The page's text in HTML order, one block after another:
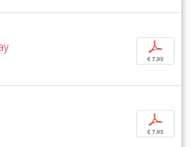
p
€ 7,95
p
€ 7,95